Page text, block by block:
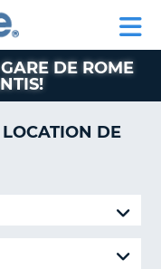
CLIENT
DE ROME
DE